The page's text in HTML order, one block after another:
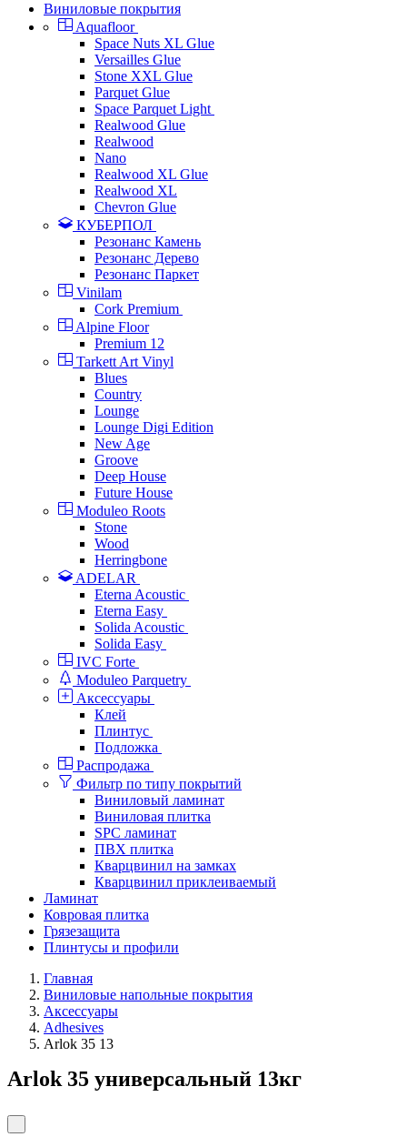
Виниловые покрытия
Aquafloor
Space Nuts XL Glue
Versailles Glue
Stone XXL Glue
Parquet Glue
Space Parquet Light
Realwood Glue
Realwood
Nano
Realwood XL Glue
Realwood XL
Chevron Glue
КУБЕРПОЛ
Резонанс Камень
Резонанс Дерево
Резонанс Паркет
Vinilam
Cork Premium
Alpine Floor
Premium 12
Tarkett Art Vinyl
Blues
Country
Lounge
Lounge Digi Edition
New Age
Groove
Deep House
Future House
Moduleo Roots
Stone
Wood
Herringbone
ADELAR
Eterna Acoustic
Eterna Easy
Solida Acoustic
Solida Easy
IVC Forte
Moduleo Parquetry
Аксессуары
Клей
Плинтус
Подложка
Распродажа
Фильтр по типу покрытий
Виниловый ламинат
Виниловая плитка
SPC ламинат
ПВХ плитка
Кварцвинил на замках
Кварцвинил приклеиваемый
Ламинат
Ковровая плитка
Грязезащита
Плинтусы и профили
Главная
Виниловые напольные покрытия
Аксессуары
Adhesives
Arlok 35 13
Arlok 35 универсальный 13кг